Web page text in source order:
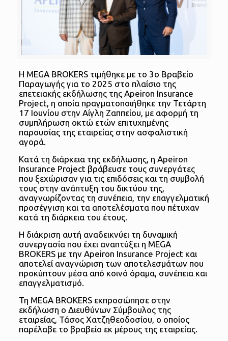
Η MEGA BROKERS τιμήθηκε με το 3ο Βραβείο
Παραγωγής για το 2025 στο πλαίσιο της
επετειακής εκδήλωσης της Apeiron Insurance
Project, η οποία πραγματοποιήθηκε την Τετάρτη
17 Ιουνίου στην Αίγλη Ζαππείου, με αφορμή τη
συμπλήρωση οκτώ ετών επιτυχημένης
παρουσίας της εταιρείας στην ασφαλιστική
αγορά.
Κατά τη διάρκεια της εκδήλωσης, η Apeiron
Insurance Project βράβευσε τους συνεργάτες
που ξεχώρισαν για τις επιδόσεις και τη συμβολή
τους στην ανάπτυξη του δικτύου της,
αναγνωρίζοντας τη συνέπεια, την επαγγελματική
προσέγγιση και τα αποτελέσματα που πέτυχαν
κατά τη διάρκεια του έτους.
Η διάκριση αυτή αναδεικνύει τη δυναμική
συνεργασία που έχει αναπτύξει η MEGA
BROKERS με την Apeiron Insurance Project και
αποτελεί αναγνώριση των αποτελεσμάτων που
προκύπτουν μέσα από κοινό όραμα, συνέπεια και
επαγγελματισμό.
Τη MEGA BROKERS εκπροσώπησε στην
εκδήλωση ο Διευθύνων Σύμβουλος της
εταιρείας, Τάσος Χατζηθεοδοσίου, ο οποίος
παρέλαβε το βραβείο εκ μέρους της εταιρείας.